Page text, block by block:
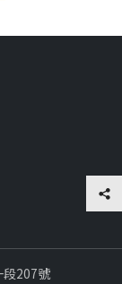
段207號